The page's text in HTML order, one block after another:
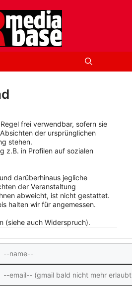
frei verwendbar, sofern sie
der ursprünglichen
stehen.
z.B. in Profilen auf sozialen
darüberhinaus jegliche
der Veranstaltung
abweicht, ist nicht gestattet.
halten wir für angemessen.
(siehe auch Widerspruch).